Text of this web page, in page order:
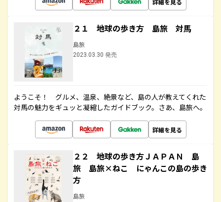
２１ 地球の歩き方 島旅 対馬
島旅
2023.03.30 発売
ようこそ！ グルメ、温泉、絶景など、島の人が教えてくれた
対馬の魅力をギュッと凝縮したガイドブック。さあ、島旅へ。
詳細を見る
２２ 地球の歩き方ＪＡＰＡＮ 島
旅 島旅×ねこ にゃんこの島の歩き
方
島旅